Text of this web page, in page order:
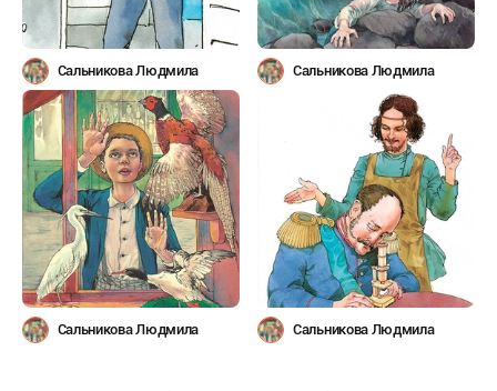
Сальникова Людмила Сальникова Людмила
Сальникова Людмила Сальникова Людмила